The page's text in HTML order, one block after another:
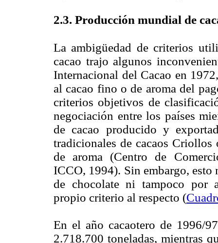
2.3. Producción mundial de
La ambigüedad de criterios
cacao trajo algunos
Internacional del Cacao en
al cacao fino o de aroma del
criterios objetivos de
negociación entre los países
de cacao producido y
tradicionales de cacaos
de aroma (Centro de
ICCO, 1994). Sin embargo, esto
de chocolate ni tampoco por
propio criterio al respecto (
En el año cacaotero de 1996/
2.718.700 toneladas, mientras